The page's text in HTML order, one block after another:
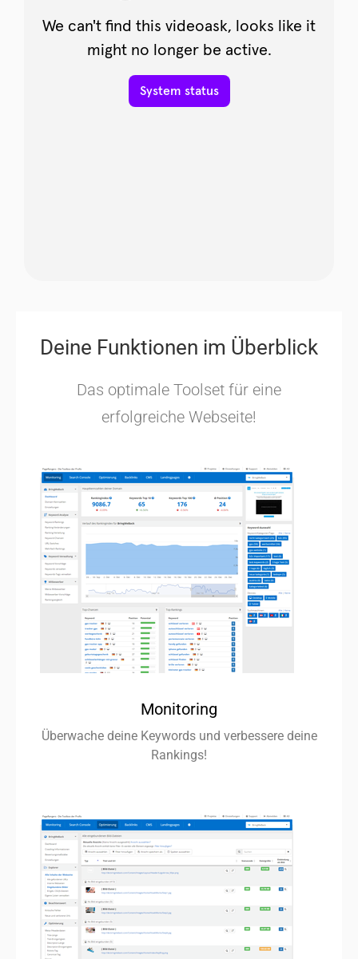
Deine Funktionen im Überblick
Das optimale Toolset für eine
erfolgreiche Webseite!
Monitoring
Überwache deine Keywords und verbessere deine
Rankings!